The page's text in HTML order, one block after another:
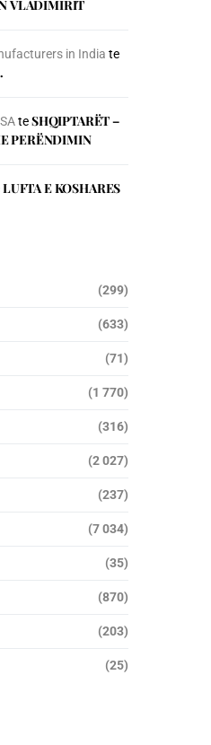
VLADIMIRIT
in India te
teSHQIPTARËT –
PERËNDIMIN
LUFTA E KOSHARES
(299)
(633)
(71)
(1 770)
(316)
(2 027)
(237)
(7 034)
(35)
(870)
(203)
(25)